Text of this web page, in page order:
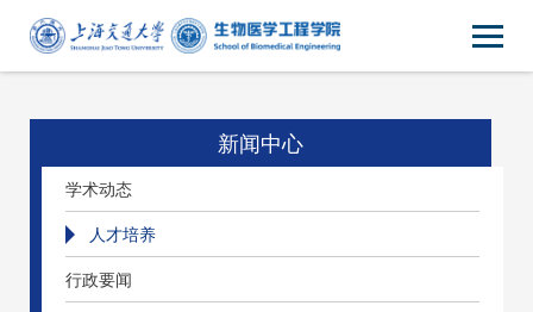
新闻中心
学术动态
人才培养
行政要闻